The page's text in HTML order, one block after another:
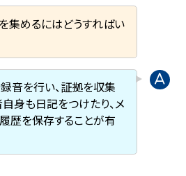
集めるにはどうすればい
音を行い、証拠を収集
自身も日記をつけたり、メ
歴を保存することが有